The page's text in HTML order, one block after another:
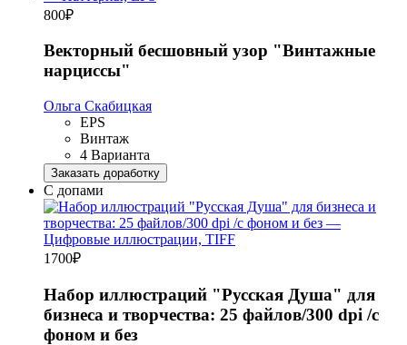
800₽
Векторный бесшовный узор "Винтажные
нарциссы"
Ольга Скабицкая
EPS
Винтаж
4 Варианта
Заказать доработку
С допами
1700₽
Набор иллюстраций "Русская Душа" для
бизнеса и творчества: 25 файлов/300 dpi /с
фоном и без